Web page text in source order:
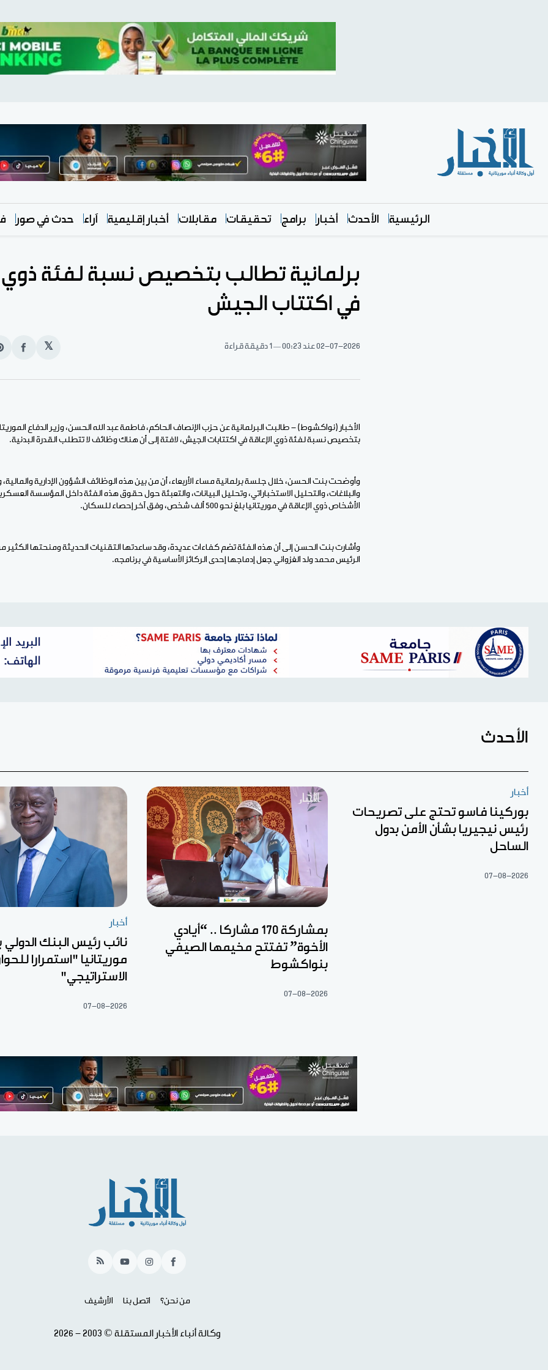
الرئيسية الأحدث أخبار برامج تحقيقات مقابلات أخبار إقليمية آراء حدث في صور
برلمانية تطالب بتخصيص نسبة لفئة ذوي
في اكتتاب الجيش
02-07-2026عند 00:23 1 دقيقة قراءة 𝕏
انشر
الأخبار (نواكشوط) - طالبت البرلمانية عن حزب الإنصاف الحاكم، فاطمة عبد الله الحسن، وزير الدفاع
بتخصيص نسبة لفئة ذوي الإعاقة في اكتتابات الجيش، لافتة إلى أن هناك وظائف لا تتطلب القدرة البدنية.
وأوضحت بنت الحسن، خلال جلسة برلمانية مساء الأربعاء، أن من بين هذه الوظائف الشؤون الإدارية والمالية،
والبلاغات، والتحليل الاستخباراتي، وتحليل البيانات، والتعبئة حول حقوق هذه الفئة داخل المؤسسة
الأشخاص ذوي الإعاقة في موريتانيا بلغ نحو 500 ألف شخص، وفق آخر إحصاء للسكان.
وأشارت بنت الحسن إلى أن هذه الفئة تضم كفاءات عديدة، وقد ساعدتها التقنيات الحديثة ومنحتها الكثير
الرئيس محمد ولد الغزواني جعل إدماجها إحدى الركائز الأساسية في برنامجه.
الأحدث
أخبار
بوركينا فاسو تحتج على تصريحات
رئيس نيجيريا بشأن الأمن بدول
الساحل
07-08-2026
بمشاركة 170 مشاركا .. “أيادي
الأخوة” تفتتح مخيمها الصيفي
بنواكشوط
07-08-2026
أخبار
نائب رئيس البنك الدولي
موريتانيا "استمرارا
الاستراتيجي"
07-08-2026
Facebook
Instagram
YouTube
RSS
من نحن؟ اتصل بنا الأرشيف
وكالة أنباء الأخبار المستقلة © 2003 - 2026